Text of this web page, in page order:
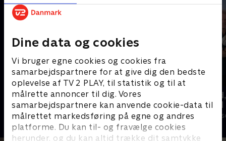
Dine data og cookies
Vi bruger egne cookies og cookies fra
samarbejdspartnere for at give dig den bedste
oplevelse af TV 2 PLAY, til statistik og til at
målrette annoncer til dig. Vores
samarbejdspartnere kan anvende cookie-data til
målrettet markedsføring på egne og andres
platforme. Du kan til- og fravælge cookies
herunder, og du kan altid trække dit samtykke
Ryd op i dit liv
Livsstil • 6 sæsoner
beliggenhed
Livsstil • 18